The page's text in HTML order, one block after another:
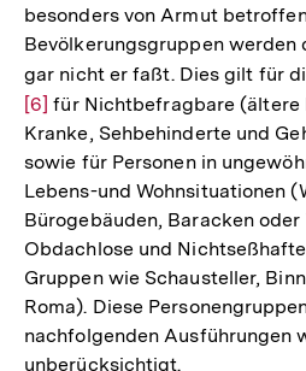
besonders von Armut
Bevölkerungsgruppen werden
gar nicht er­ faßt. Dies gilt für
[6] für Nichtbefragbare (ältere
Kranke, Sehbehinderte und
sowie für Personen in
Lebens-und Wohnsituationen
Bürogebäuden, Baracken oder
Obdachlose und
Gruppen wie Schausteller,
Roma). Diese
nachfolgenden Ausführungen
unberücksichtigt.